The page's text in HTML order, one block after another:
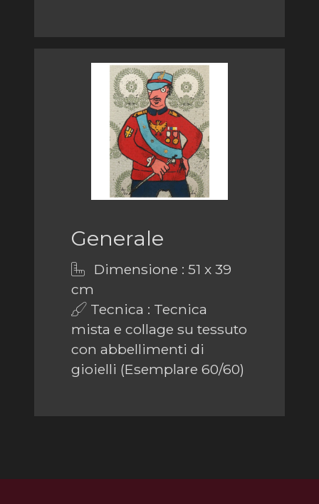
Generale
Dimensione : 51 x 39
cm
Tecnica : Tecnica
mista e collage su tessuto
con abbellimenti di
gioielli (Esemplare 60/60)